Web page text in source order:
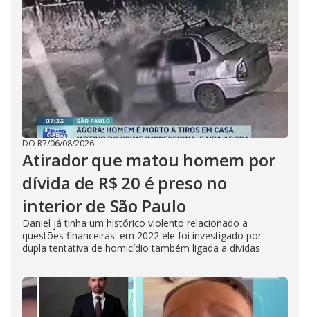
DO R7/06/08/2026
Atirador que matou homem por
dívida de R$ 20 é preso no
interior de São Paulo
Daniel já tinha um histórico violento relacionado a
questões financeiras: em 2022 ele foi investigado por
dupla tentativa de homicídio também ligada a dívidas